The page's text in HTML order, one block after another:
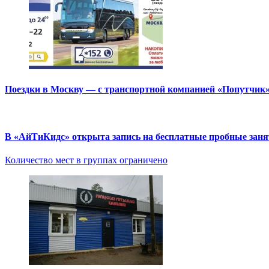
Поездки в Москву — с транспортной компанией «Попутчик»
В «АйТиКидс» открыта запись на бесплатные пробные
Количество мест в группах ограничено